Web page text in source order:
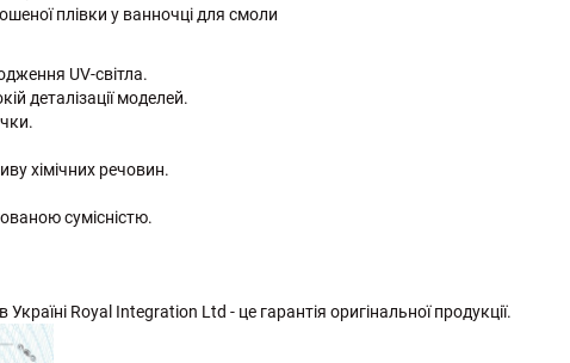
плівки у ванночці для смоли
UV-світла.
деталізації моделей.
хімічних речовин.
сумісністю.
Royal Integration Ltd - це гарантія оригінальної продукції.